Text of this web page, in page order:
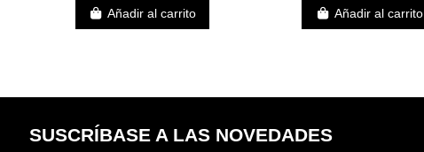
Añadir al carrito Añadir al carrito
SUSCRÍBASE A LAS NOVEDADES